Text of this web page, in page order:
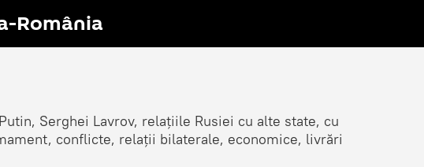
România
Serghei Lavrov, relațiile Rusiei cu alte state, cu
conflicte, relații bilaterale, economice, livrări